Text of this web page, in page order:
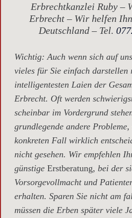
Erbrechtkanzlei Ruby –
Erbrecht – Wir helfen
Deutschland – Tel.
Wichtig: Auch wenn sich auf
vieles für Sie einfach darstellen
intelligentesten Laien der
Erbrecht. Oft werden
scheinbar im Vordergrund
grundlegende andere
konkreten Fall wirklich
nicht gesehen. Wir empfehlen
günstige Erstberatung, bei der
Vorsorgevollmacht und
erhalten. Sparen Sie nicht am
müssen die Erben später viele